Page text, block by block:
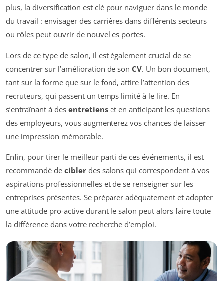
plus, la diversification est clé pour naviguer dans le monde
du travail : envisager des carrières dans différents secteurs
ou rôles peut ouvrir de nouvelles portes.
Lors de ce type de salon, il est également crucial de se
concentrer sur l’amélioration de son CV. Un bon document,
tant sur la forme que sur le fond, attire l’attention des
recruteurs, qui passent un temps limité à le lire. En
s’entraînant à des entretiens et en anticipant les questions
des employeurs, vous augmenterez vos chances de laisser
une impression mémorable.
Enfin, pour tirer le meilleur parti de ces événements, il est
recommandé de cibler des salons qui correspondent à vos
aspirations professionnelles et de se renseigner sur les
entreprises présentes. Se préparer adéquatement et adopter
une attitude pro-active durant le salon peut alors faire toute
la différence dans votre recherche d’emploi.